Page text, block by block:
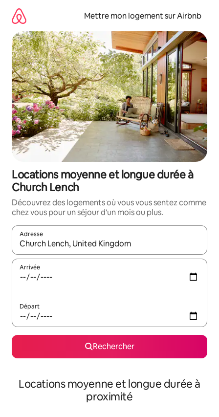
directement
contenu
Mettre mon logement sur Airbnb
Locations moyenne et longue durée à
Church Lench
Découvrez des logements où vous vous sentez comme
chez vous pour un séjour d'un mois ou plus.
Adresse
Lorsque les résultats s'affichent, utilisez les flèches vers le
Arrivée
Départ
Rechercher
Locations moyenne et longue durée à
proximité